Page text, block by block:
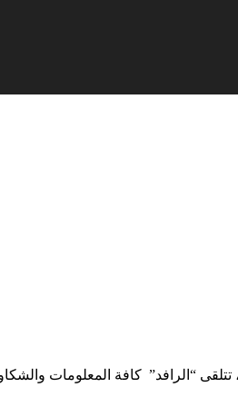
“الرافد” كافة المعلومات